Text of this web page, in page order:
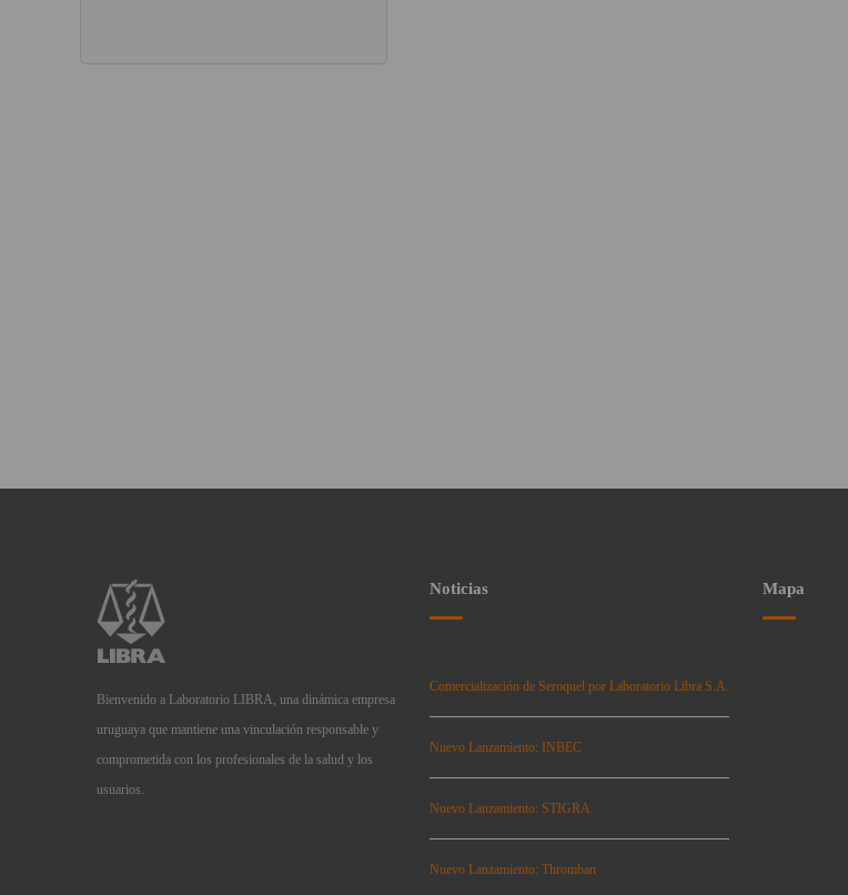
Bienvenido a Laboratorio LIBRA, una dinámica empresa
uruguaya que mantiene una vinculación responsable y
comprometida con los profesionales de la salud y los
usuarios.
Noticias
Comercialización de Seroquel por Laboratorio Libra S.A.
Nuevo Lanzamiento: INBEC
Nuevo Lanzamiento: STIGRA
Nuevo Lanzamiento: Thromban
Mapa